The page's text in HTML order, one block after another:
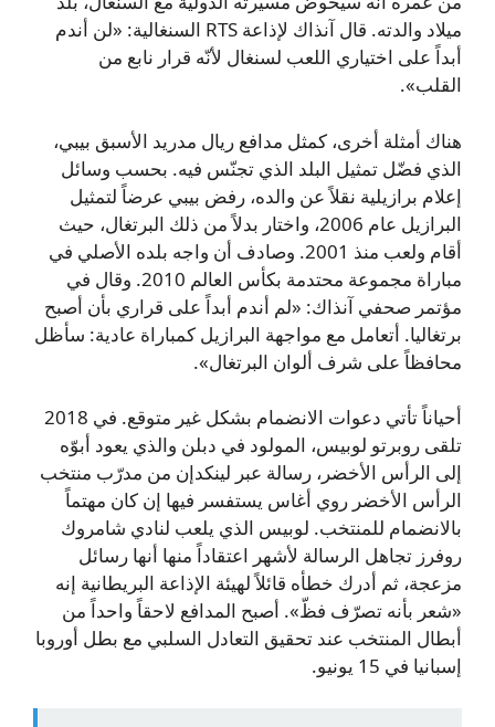
ميلاد والدته. قال آنذاك لإذاعة RTS السنغالية: «لن أندم
أبداً على اختياري اللعب لسنغال لأنّه قرار نابع من
القلب».
هناك أمثلة أخرى، كمثل مدافع ريال مدريد الأسبق بيبي،
الذي فضّل تمثيل البلد الذي تجنّس فيه. بحسب وسائل
إعلام برازيلية نقلاً عن والده، رفض بيبي عرضاً لتمثيل
البرازيل عام 2006، واختار بدلاً من ذلك البرتغال، حيث
أقام ولعب منذ 2001. وصادف أن واجه بلده الأصلي في
مباراة مجموعة محتدمة بكأس العالم 2010. وقال في
مؤتمر صحفي آنذاك: «لم أندم أبداً على قراري بأن أصبح
برتغاليا. أتعامل مع مواجهة البرازيل كمباراة عادية: سأظل
محافظاً على شرف ألوان البرتغال».
أحياناً تأتي دعوات الانضمام بشكل غير متوقع. في 2018
تلقى روبرتو لوبيس، المولود في دبلن والذي يعود أبوّه
إلى الرأس الأخضر، رسالة عبر لينكدإن من مدرّب منتخب
الرأس الأخضر روي أغاس يستفسر فيها إن كان مهتماً
بالانضمام للمنتخب. لوبيس الذي يلعب لنادي شامروك
روفرز تجاهل الرسالة لأشهر اعتقاداً منها أنها رسائل
مزعجة، ثم أدرك خطأه قائلاً لهيئة الإذاعة البريطانية إنه
«شعر بأنه تصرّف فظّ». أصبح المدافع لاحقاً واحداً من
أبطال المنتخب عند تحقيق التعادل السلبي مع بطل أوروبا
إسبانيا في 15 يونيو.